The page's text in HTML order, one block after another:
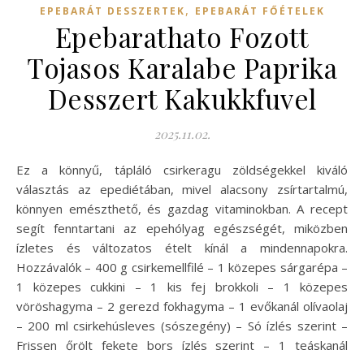
EPEBARÁT DESSZERTEK, EPEBARÁT FŐÉTELEK
Epebarathato Fozott
Tojasos Karalabe Paprika
Desszert Kakukkfuvel
2025.11.02.
Ez a könnyű, tápláló csirkeragu zöldségekkel kiváló
választás az epediétában, mivel alacsony zsírtartalmú,
könnyen emészthető, és gazdag vitaminokban. A recept
segít fenntartani az epehólyag egészségét, miközben
ízletes és változatos ételt kínál a mindennapokra.
Hozzávalók – 400 g csirkemellfilé – 1 közepes sárgarépa –
1 közepes cukkini – 1 kis fej brokkoli – 1 közepes
vöröshagyma – 2 gerezd fokhagyma – 1 evőkanál olívaolaj
– 200 ml csirkehúsleves (sószegény) – Só ízlés szerint –
Frissen őrölt fekete bors ízlés szerint – 1 teáskanál